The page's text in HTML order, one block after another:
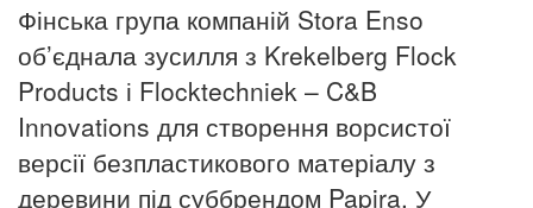
Фінська група компаній Stora Enso
об’єднала зусилля з Krekelberg Flock
Products і Flocktechniek – C&B
Innovations для створення ворсистої
версії безпластикового матеріалу з
деревини під суббрендом Papira. У